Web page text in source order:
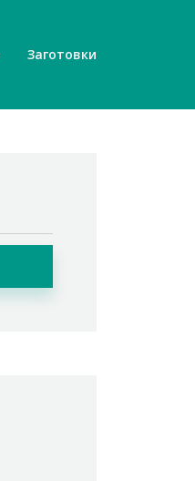
Заготовки